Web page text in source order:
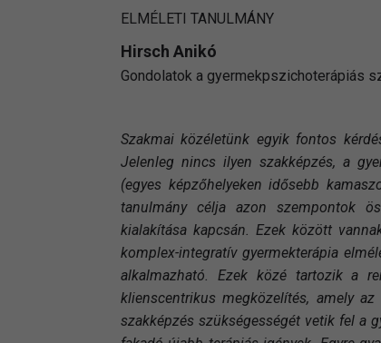
ELMÉLETI TANULMÁNY
Hirsch Anikó
Gondolatok a gyermekpszichoterápiás
Szakmai közéletünk egyik fontos
Jelenleg nincs ilyen szakképzés, a
(egyes képzőhelyeken idősebb
tanulmány célja azon szempontok
kialakítása kapcsán. Ezek között
komplex-integratív gyermekterápia
alkalmazható. Ezek közé tartozik a
klienscentrikus megközelítés, amely
szakképzés szükségességét vetik fel a